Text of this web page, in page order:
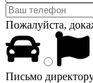
Пожалуйста,
Письмо